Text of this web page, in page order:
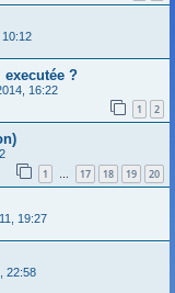
10:12
executée ?
16:22
1 2
1 … 17 18 19 20
19:27
22:58